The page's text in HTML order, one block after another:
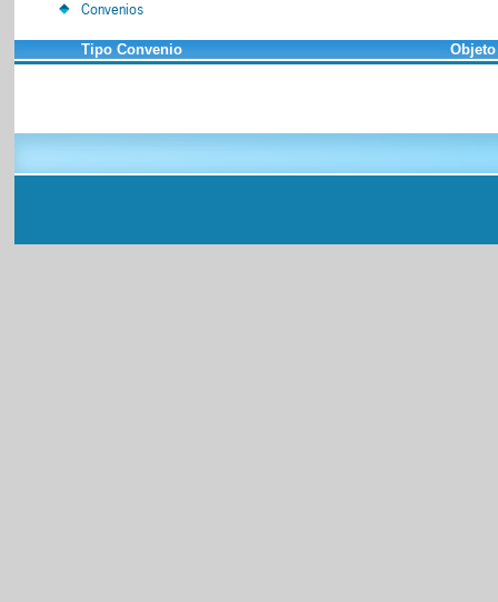
Convenios
Tipo Convenio Objeto